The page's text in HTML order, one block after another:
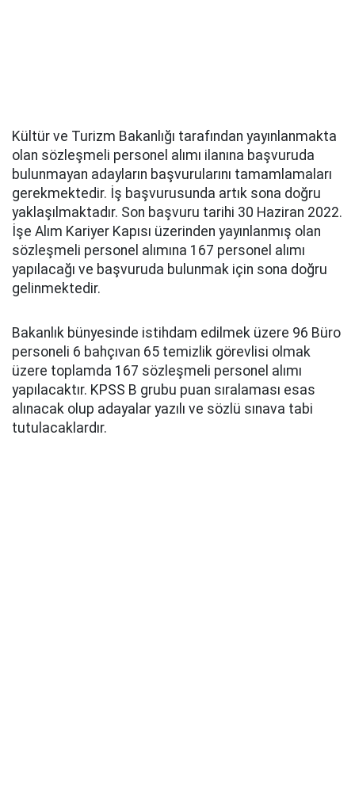
Kültür ve Turizm Bakanlığı tarafından yayınlanmakta
olan sözleşmeli personel alımı ilanına başvuruda
bulunmayan adayların başvurularını tamamlamaları
gerekmektedir. İş başvurusunda artık sona doğru
yaklaşılmaktadır. Son başvuru tarihi 30 Haziran 2022.
İşe Alım Kariyer Kapısı üzerinden yayınlanmış olan
sözleşmeli personel alımına 167 personel alımı
yapılacağı ve başvuruda bulunmak için sona doğru
gelinmektedir.
Bakanlık bünyesinde istihdam edilmek üzere 96 Büro
personeli 6 bahçıvan 65 temizlik görevlisi olmak
üzere toplamda 167 sözleşmeli personel alımı
yapılacaktır. KPSS B grubu puan sıralaması esas
alınacak olup adayalar yazılı ve sözlü sınava tabi
tutulacaklardır.